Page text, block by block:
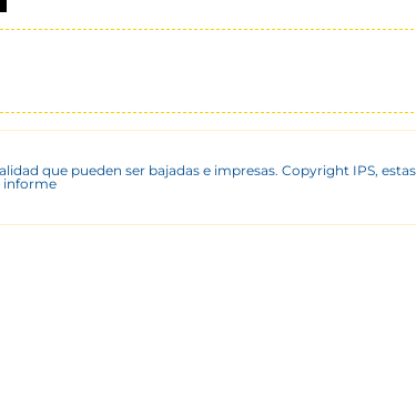
que pueden ser bajadas e impresas. Copyright IPS,
informe